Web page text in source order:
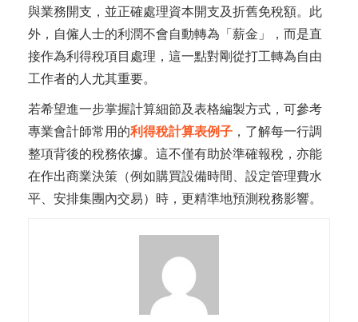
與業務開支，並正確處理資本開支及折舊免稅額。此
外，自僱人士的利潤不會自動轉為「薪金」，而是直
接作為利得稅項目處理，這一點對剛從打工轉為自由
工作者的人尤其重要。
若希望進一步掌握計算細節及表格編製方式，可參考
專業會計師常用的利得稅計算表例子 ，了解每一行調
整項背後的稅務依據。這不僅有助於準確報稅，亦能
在作出商業決策（例如購買設備時間、設定管理費水
平、安排集團內交易）時，更精準地預測稅務影響。